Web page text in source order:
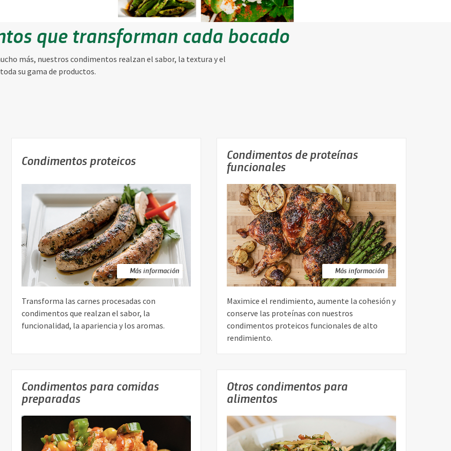
que transforman cada bocado
más, nuestros condimentos realzan el sabor, la textura y el
su gama de productos.
Condimentos proteicos
Más información
Transforma las carnes procesadas con
condimentos que realzan el sabor, la
funcionalidad, la apariencia y los aromas.
Condimentos de proteínas
funcionales
Más información
Maximice el rendimiento, aumente la cohesión y
conserve las proteínas con nuestros
condimentos proteicos funcionales de alto
rendimiento.
Condimentos para comidas
preparadas
Otros condimentos para
alimentos